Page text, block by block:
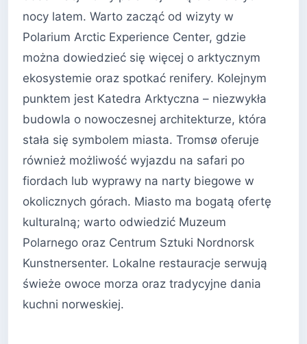
nocy latem. Warto zacząć od wizyty w
Polarium Arctic Experience Center, gdzie
można dowiedzieć się więcej o arktycznym
ekosystemie oraz spotkać renifery. Kolejnym
punktem jest Katedra Arktyczna – niezwykła
budowla o nowoczesnej architekturze, która
stała się symbolem miasta. Tromsø oferuje
również możliwość wyjazdu na safari po
fiordach lub wyprawy na narty biegowe w
okolicznych górach. Miasto ma bogatą ofertę
kulturalną; warto odwiedzić Muzeum
Polarnego oraz Centrum Sztuki Nordnorsk
Kunstnersenter. Lokalne restauracje serwują
świeże owoce morza oraz tradycyjne dania
kuchni norweskiej.